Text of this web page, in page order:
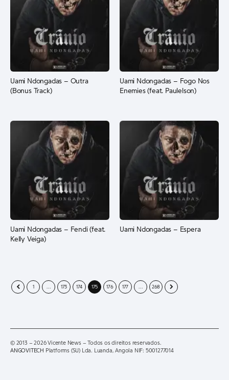
Uami Ndongadas – Outra
(Bonus Track)
Uami Ndongadas – Fogo Nos
Enemies (feat. Paulelson)
Uami Ndongadas – Fendi (feat.
Kelly Veiga)
Uami Ndongadas – Espera
1 … 173 174 175 176 177 … 268
© 2013 – 2026 Vicente News – Todos os direitos reservados.
ANGOVITECH
Platforms (SU) Lda. Luanda, Angola NIF: 5001277014